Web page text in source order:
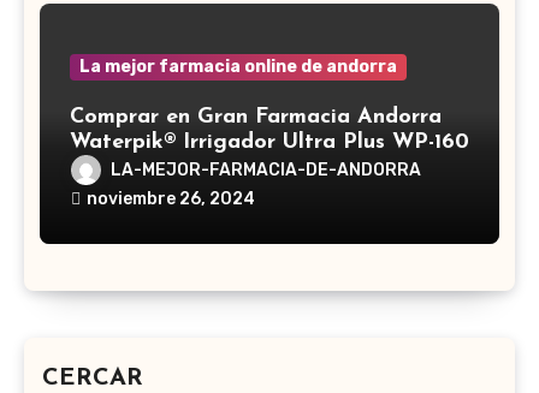
La mejor farmacia online de andorra
Comprar en Gran Farmacia Andorra
Waterpik® Irrigador Ultra Plus WP-160
LA-MEJOR-FARMACIA-DE-ANDORRA
noviembre 26, 2024
CERCAR